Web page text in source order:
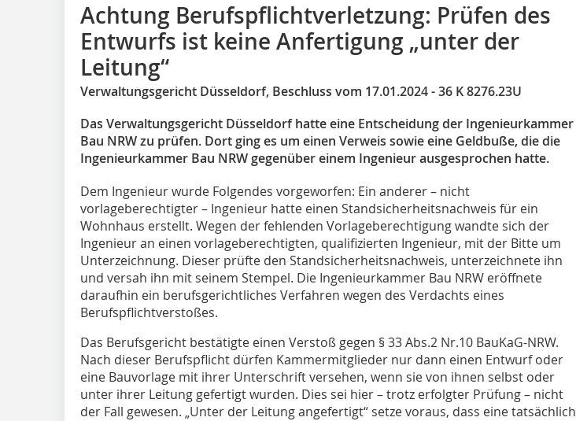
Achtung Berufspflichtverletzung: Prüfen des
Entwurfs ist keine Anfertigung „unter der
Leitung“
Verwaltungsgericht Düsseldorf, Beschluss vom 17.01.2024 - 36 K 8276.23U
Das Verwaltungsgericht Düsseldorf hatte eine Entscheidung der Ingenieurkammer
Bau NRW zu prüfen. Dort ging es um einen Verweis sowie eine Geldbuße, die die
Ingenieurkammer Bau NRW gegenüber einem Ingenieur ausgesprochen hatte.
Dem Ingenieur wurde Folgendes vorgeworfen: Ein anderer – nicht
vorlageberechtigter – Ingenieur hatte einen Standsicherheitsnachweis für ein
Wohnhaus erstellt. Wegen der fehlenden Vorlageberechtigung wandte sich der
Ingenieur an einen vorlageberechtigten, qualifizierten Ingenieur, mit der Bitte um
Unterzeichnung. Dieser prüfte den Standsicherheitsnachweis, unterzeichnete ihn
und versah ihn mit seinem Stempel. Die Ingenieurkammer Bau NRW eröffnete
daraufhin ein berufsgerichtliches Verfahren wegen des Verdachts eines
Berufspflichtverstoßes.
Das Berufsgericht bestätigte einen Verstoß gegen § 33 Abs.2 Nr.10 BauKaG-NRW.
Nach dieser Berufspflicht dürfen Kammermitglieder nur dann einen Entwurf oder
eine Bauvorlage mit ihrer Unterschrift versehen, wenn sie von ihnen selbst oder
unter ihrer Leitung gefertigt wurden. Dies sei hier – trotz erfolgter Prüfung – nicht
der Fall gewesen. „Unter der Leitung angefertigt“ setze voraus, dass eine tatsächlich